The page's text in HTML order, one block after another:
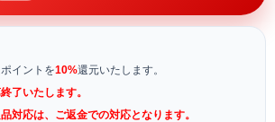
イントを10%還元いたします。
了いたします。
対応は、ご返金での対応となります。